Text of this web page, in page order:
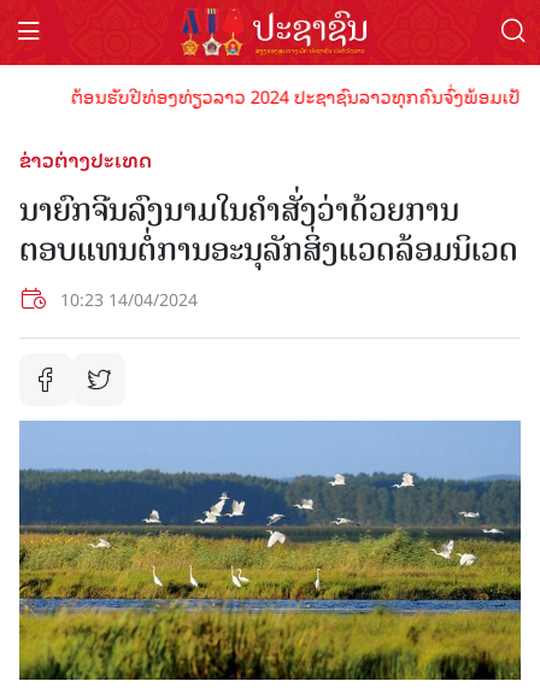
ຕ້ອນຮັບປີທ່ອງທ່ຽວລາວ 2024 ປະຊາຊົນລາວທຸກຄົນຈົ່ງພ້ອມເປັນ
ຂ່າວຕ່າງປະເທດ
ນາຍົກຈີນລົງນາມໃນຄຳສັ່ງວ່າດ້ວຍການ
ຕອບແທນຕໍ່ການອະນຸລັກສິ່ງແວດລ້ອມນິເວດ
10:23 14/04/2024